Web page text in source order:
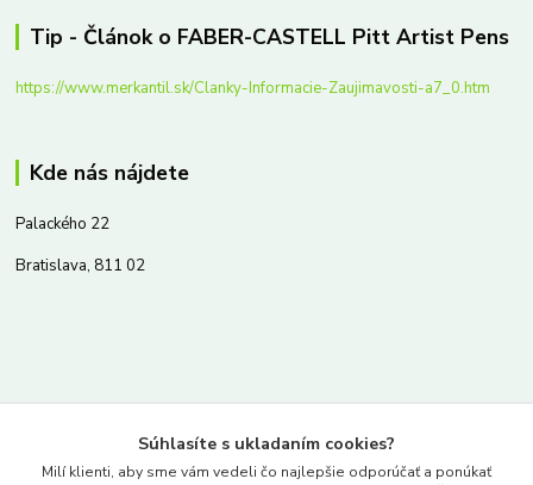
Tip - Článok o FABER-CASTELL Pitt Artist Pens
https://www.merkantil.sk/Clanky-Informacie-Zaujimavosti-a7_0.htm
Kde nás nájdete
Palackého 22
Bratislava, 811 02
www.merkantil.sk
Súhlasíte s ukladaním cookies?
Milí klienti, aby sme vám vedeli čo najlepšie odporúčať a ponúkať